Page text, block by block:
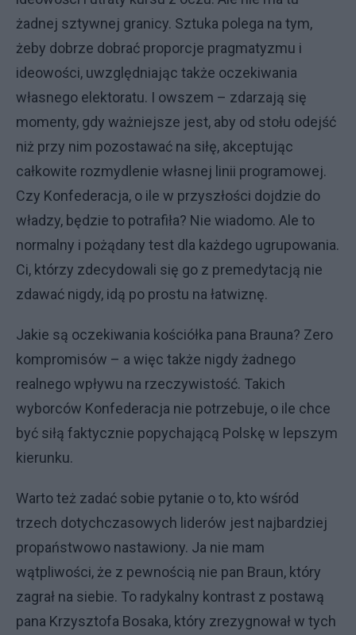
żadnej sztywnej granicy. Sztuka polega na tym,
żeby dobrze dobrać proporcje pragmatyzmu i
ideowości, uwzględniając także oczekiwania
własnego elektoratu. I owszem – zdarzają się
momenty, gdy ważniejsze jest, aby od stołu odejść
niż przy nim pozostawać na siłę, akceptując
całkowite rozmydlenie własnej linii programowej.
Czy Konfederacja, o ile w przyszłości dojdzie do
władzy, będzie to potrafiła? Nie wiadomo. Ale to
normalny i pożądany test dla każdego ugrupowania.
Ci, którzy zdecydowali się go z premedytacją nie
zdawać nigdy, idą po prostu na łatwiznę.
Jakie są oczekiwania kościółka pana Brauna? Zero
kompromisów – a więc także nigdy żadnego
realnego wpływu na rzeczywistość. Takich
wyborców Konfederacja nie potrzebuje, o ile chce
być siłą faktycznie popychającą Polskę w lepszym
kierunku.
Warto też zadać sobie pytanie o to, kto wśród
trzech dotychczasowych liderów jest najbardziej
propaństwowo nastawiony. Ja nie mam
wątpliwości, że z pewnością nie pan Braun, który
zagrał na siebie. To radykalny kontrast z postawą
pana Krzysztofa Bosaka, który zrezygnował w tych